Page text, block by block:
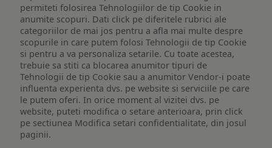
permiteti folosirea Tehnologiilor de tip Cookie in
anumite scopuri. Dati click pe diferitele rubrici ale
categoriilor de mai jos pentru a afla mai multe despre
scopurile in care putem folosi Tehnologii de tip Cookie
si pentru a va personaliza setarile. Cu toate acestea,
trebuie sa stiti ca blocarea anumitor tipuri de
Tehnologii de tip Cookie sau a anumitor Vendor-i poate
influenta experienta dvs. pe website si serviciile pe care
le putem oferi. In orice moment al vizitei dvs. pe
website, puteti modifica o setare anterioara, prin click
pe sectiunea Modifica setari confidentialitate, din josul
paginii.